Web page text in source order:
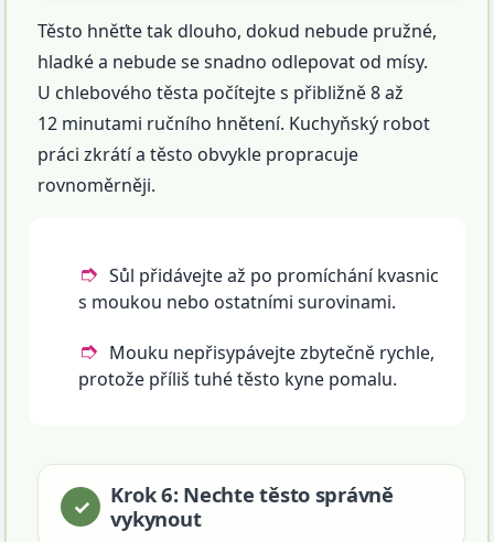
Těsto hněťte tak dlouho, dokud nebude pružné,
hladké a nebude se snadno odlepovat od mísy.
U chlebového těsta počítejte s přibližně 8 až
12 minutami ručního hnětení. Kuchyňský robot
práci zkrátí a těsto obvykle propracuje
rovnoměrněji.
Sůl přidávejte až po promíchání kvasnic
s moukou nebo ostatními surovinami.
Mouku nepřisypávejte zbytečně rychle,
protože příliš tuhé těsto kyne pomalu.
Krok 6: Nechte těsto správně
vykynout